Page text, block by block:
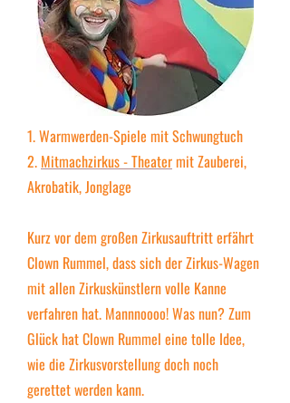
1. Warmwerden-Spiele mit Schwungtuch
2. Mitmachzirkus - Theatermit Zauberei,
Akrobatik, Jonglage
Kurz vor dem großen Zirkusauftritt erfährt
Clown Rummel, dass sich der Zirkus-Wagen
mit allen Zirkuskünstlern volle Kanne
verfahren hat. Mannnoooo! Was nun? Zum
Glück hat Clown Rummel eine tolle Idee,
wie die Zirkusvorstellung doch noch
gerettet werden kann.